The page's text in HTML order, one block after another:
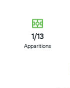
1/13
Apparitions